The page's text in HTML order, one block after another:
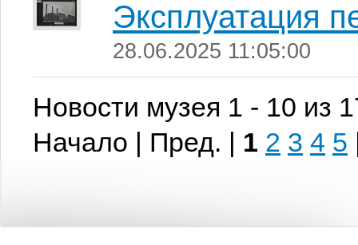
Эксплуатация
28.06.2025 11:05:00
Новости музея 1 - 10 из
Начало | Пред. | 1 2 3 4 5